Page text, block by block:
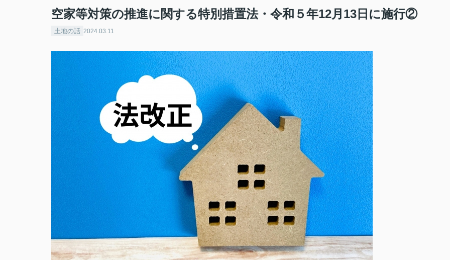
空家等対策の推進に関する特別措置法・令和５年12月13日に施行②
土地の話 2024.03.11